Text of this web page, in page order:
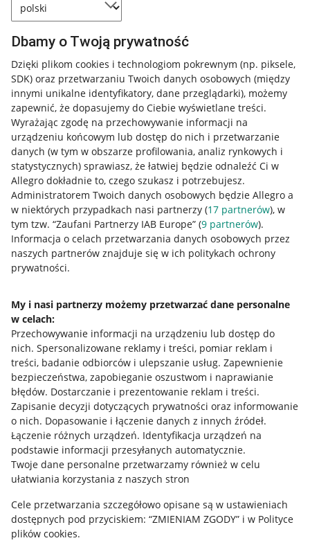
Dbamy o Twoją prywatność
Dzięki plikom cookies i technologiom pokrewnym (np. piksele,
SDK) oraz przetwarzaniu Twoich danych osobowych (między
innymi unikalne identyfikatory, dane przeglądarki), możemy
zapewnić, że dopasujemy do Ciebie wyświetlane treści.
Wyrażając zgodę na przechowywanie informacji na
urządzeniu końcowym lub dostęp do nich i przetwarzanie
danych (w tym w obszarze profilowania, analiz rynkowych i
statystycznych) sprawiasz, że łatwiej będzie odnaleźć Ci w
Allegro dokładnie to, czego szukasz i potrzebujesz.
Administratorem Twoich danych osobowych będzie Allegro a
w niektórych przypadkach nasi partnerzy (17 partnerów), w
tym tzw. “Zaufani Partnerzy IAB Europe” (9 partnerów).
Informacja o celach przetwarzania danych osobowych przez
naszych partnerów znajduje się w ich politykach ochrony
prywatności.
My i nasi partnerzy możemy przetwarzać dane personalne
w celach:
Przechowywanie informacji na urządzeniu lub dostęp do
nich. Spersonalizowane reklamy i treści, pomiar reklam i
treści, badanie odbiorców i ulepszanie usług. Zapewnienie
bezpieczeństwa, zapobieganie oszustwom i naprawianie
błędów. Dostarczanie i prezentowanie reklam i treści.
Zapisanie decyzji dotyczących prywatności oraz informowanie
o nich. Dopasowanie i łączenie danych z innych źródeł.
Łączenie różnych urządzeń. Identyfikacja urządzeń na
podstawie informacji przesyłanych automatycznie.
Twoje dane personalne przetwarzamy również w celu
ułatwiania korzystania z naszych stron
Cele przetwarzania szczegółowo opisane są w ustawieniach
dostępnych pod przyciskiem: “ZMIENIAM ZGODY” i w Polityce
plików cookies.
Przydatne informacje
Jak to działa
Allegro Gadane dla sprzedających
Allegro Gadane dla kupujących
Mapa miejscowości
Informacje prawne
Regulamin
Polityka plików "cookies"
Ustawienia plików "cookies"
Udostępnianie lokalizacji
Informacje dla Aktu o Usługach Cyfrowych